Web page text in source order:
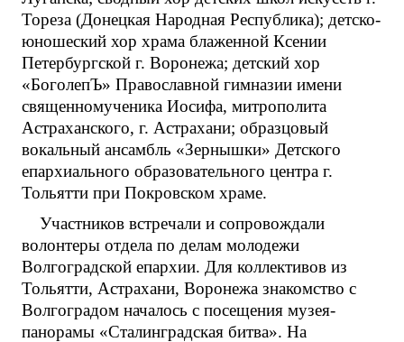
Тореза (Донецкая Народная Республика); детско-
юношеский хор храма блаженной Ксении
Петербургской г. Воронежа; детский хор
«БоголепЪ» Православной гимназии имени
священномученика Иосифа, митрополита
Астраханского, г. Астрахани; образцовый
вокальный ансамбль «Зернышки» Детского
епархиального образовательного центра г.
Тольятти при Покровском храме.
Участников встречали и сопровождали
волонтеры отдела по делам молодежи
Волгоградской епархии. Для коллективов из
Тольятти, Астрахани, Воронежа знакомство с
Волгоградом началось с посещения музея-
панорамы «Сталинградская битва». На